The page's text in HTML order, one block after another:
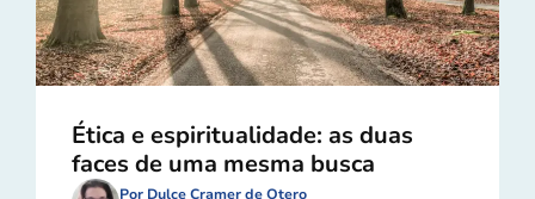
Ética e espiritualidade: as duas
faces de uma mesma busca
Por Dulce Cramer de Otero